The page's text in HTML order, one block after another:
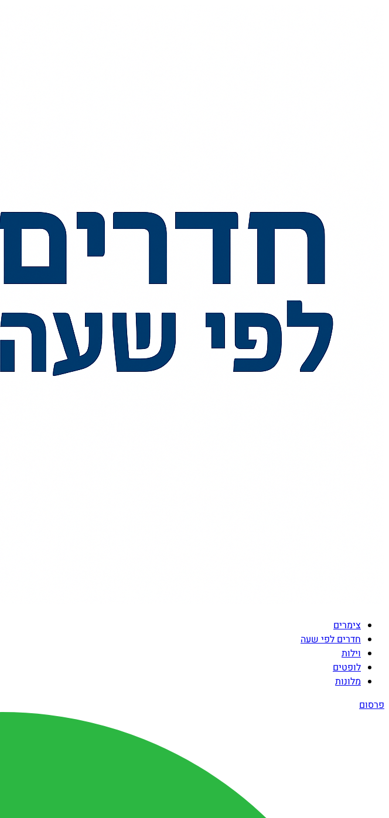
צימרים
חדרים לפי שעה
וילות
לופטים
מלונות
פרסום